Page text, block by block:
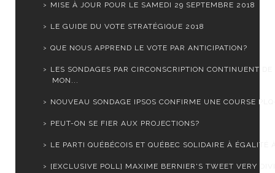
MISE À JOUR POUR LE SAMEDI 29 SEPTEMBRE 2018
LE GUIDE DU VOTE STRATÉGIQUE 2018
QUE NOUS APPREND LE VOTE PAR ANTICIPATION?
LES SONDAGES PAR CIRCONSCRIPTION CONTINUENT DE
MON...
NOUVEAU SONDAGE IPSOS CONFIRME UNE COURSE
PEUT-ON SE FIER AUX PROJECTIONS?
LE PARTI QUÉBÉCOIS ET QUÉBEC SOLIDAIRE À ÉGALITÉ
[EXCLUSIVE POLL] MAXIME BERNIER'S TWEET VERY